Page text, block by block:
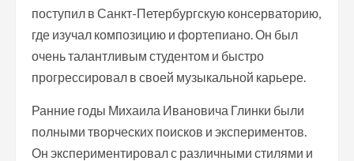
поступил в Санкт-Петербургскую консерваторию,
где изучал композицию и фортепиано. Он был
очень талантливым студентом и быстро
прогрессировал в своей музыкальной карьере.
Ранние годы Михаила Ивановича Глинки были
полными творческих поисков и экспериментов.
Он экспериментировал с различными стилями и